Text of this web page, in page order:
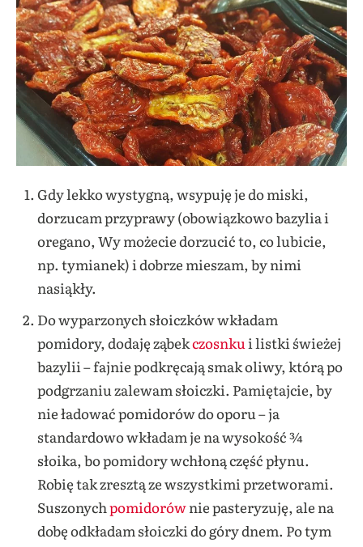
Gdy lekko wystygną, wsypuję je do miski,
dorzucam przyprawy (obowiązkowo bazylia i
oregano, Wy możecie dorzucić to, co lubicie,
np. tymianek) i dobrze mieszam, by nimi
nasiąkły.
Do wyparzonych słoiczków wkładam
pomidory, dodaję ząbekczosnku i listki świeżej
bazylii – fajnie podkręcają smak oliwy, którą po
podgrzaniu zalewam słoiczki. Pamiętajcie, by
nie ładować pomidorów do oporu – ja
standardowo wkładam je na wysokość ¾
słoika, bo pomidory wchłoną część płynu.
Robię tak zresztą ze wszystkimi przetworami.
Suszonychpomidorównie pasteryzuję, ale na
dobę odkładam słoiczki do góry dnem. Po tym